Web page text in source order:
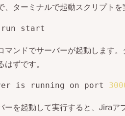
、ターミナルで起動スクリプトを
run start
マンドでサーバーが起動します
はずです。
is running on port
ーを起動して実行すると、Jiraア